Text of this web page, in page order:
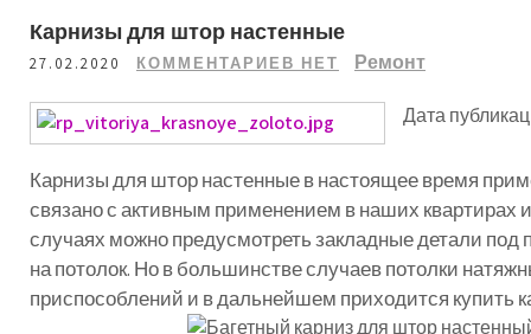
Карнизы для штор настенные
27.02.2020 КОММЕНТАРИЕВ НЕТ Ремонт
Дата
Карнизыдля шторнастенныевнастоящеевремя
связаносактивным применением внаших квартирах и
случаях можнопредусмотретьзакладныедетали под
напотолок. Новбольшинствеслучаевпотолки
приспособлений и вдальнейшем приходится купить